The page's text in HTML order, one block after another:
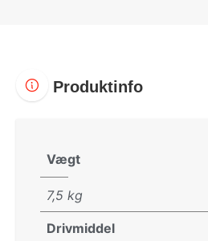
Produktinfo
Vægt
7,5 kg
Drivmiddel